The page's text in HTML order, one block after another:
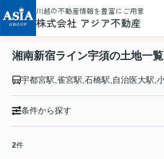
川越の不動産情報を豊富にご用意
株式会社 アジア不動産
湘南新宿ライン宇須の土地一覧
条件から探す
2件